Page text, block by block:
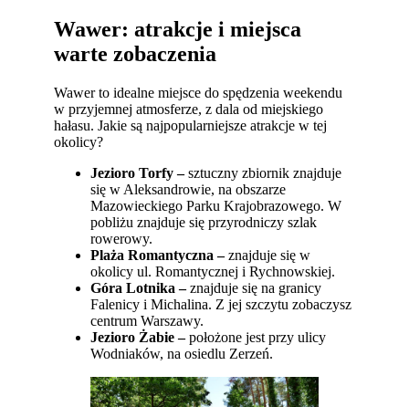
Wawer: atrakcje i miejsca
warte zobaczenia
Wawer to idealne miejsce do spędzenia weekendu
w przyjemnej atmosferze, z dala od miejskiego
hałasu. Jakie są najpopularniejsze atrakcje w tej
okolicy?
Jezioro Torfy –sztuczny zbiornik znajduje
się w Aleksandrowie, na obszarze
Mazowieckiego Parku Krajobrazowego. W
pobliżu znajduje się przyrodniczy szlak
rowerowy.
Plaża Romantyczna –znajduje się w
okolicy ul. Romantycznej i Rychnowskiej.
Góra Lotnika –znajduje się na granicy
Falenicy i Michalina. Z jej szczytu zobaczysz
centrum Warszawy.
Jezioro Żabie –położone jest przy ulicy
Wodniaków, na osiedlu Zerzeń.